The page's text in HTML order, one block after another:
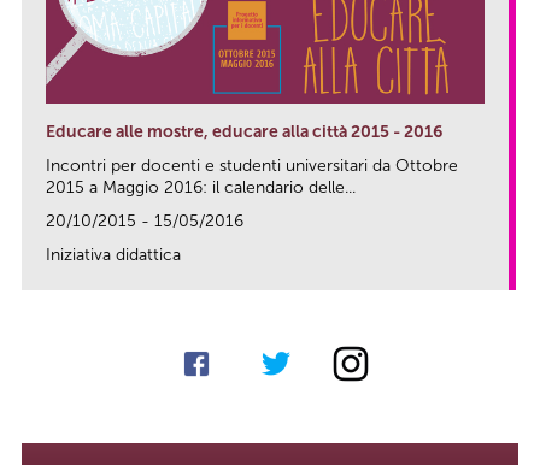
Educare alle mostre, educare alla città 2015 - 2016
Incontri per docenti e studenti universitari da Ottobre
2015 a Maggio 2016: il calendario delle...
20/10/2015 - 15/05/2016
Iniziativa didattica